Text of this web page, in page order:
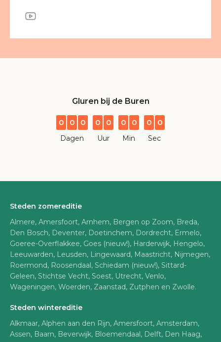
Gluren bij de Buren
0 0 0
Dagen
0 0
Uur
0 0
Min
0 0
Sec
Steden zomereditie
Almere, Amersfoort, Arnhem, Bergen op Zoom, Breda,
Den Bosch, Deventer, Doetinchem, Dordrecht, Ermelo,
Goeree-Overflakkee, Goes (nieuw!), Harderwijk, Hengelo,
Leeuwarden, Leusden, Lingewaard, Maastricht, Nijmegen,
Roermond, Roosendaal, Schiedam (nieuw!), Sittard-
Geleen, Stichtse Vecht, Soest, Utrecht, Venlo,
Wageningen, Woerden, Zaanstad, Zutphen en Zwolle.
Steden wintereditie
Alkmaar, Alphen aan den Rijn, Amersfoort, Amsterdam,
Assen, Baarn, Beverwijk, Bloemendaal, Delft, Den Haag,